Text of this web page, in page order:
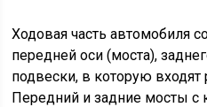
Ходовая часть автомобиля
передней оси (моста),
подвески, в которую
Передний и задние мосты с